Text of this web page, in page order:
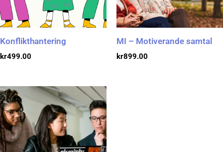
Konflikthantering
kr499.00
MI – Motiverande samtal
kr899.00